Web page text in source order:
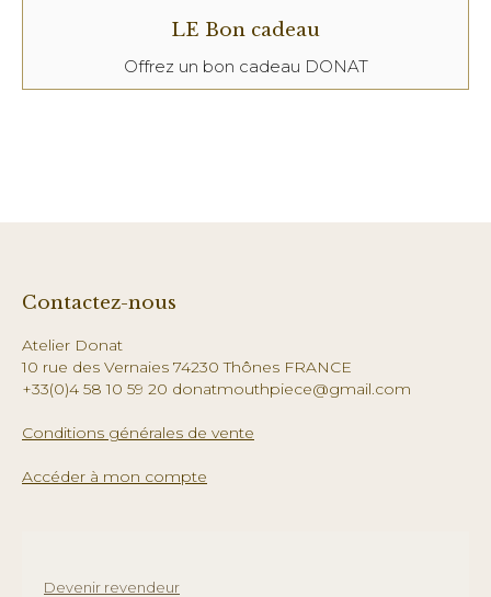
LE Bon cadeau
Offrez un bon cadeau DONAT
Contactez-nous
Atelier Donat
10 rue des Vernaies 74230 Thônes FRANCE
+33(0)4 58 10 59 20 donatmouthpiece@gmail.com
Conditions générales de vente
Accéder à mon compte
Devenir revendeur